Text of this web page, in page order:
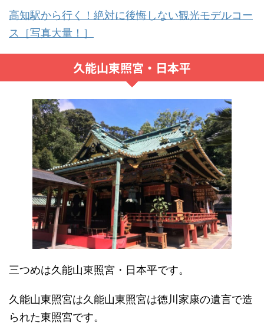
高知駅から行く！絶対に後悔しない観光モデルコー
ス［写真大量！］
久能山東照宮・日本平
三つめは久能山東照宮・日本平です。
久能山東照宮は久能山東照宮は徳川家康の遺言で造
られた東照宮です。